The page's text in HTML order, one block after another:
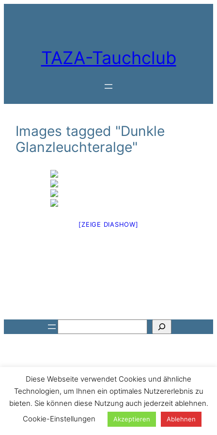
TAZA-Tauchclub
Images tagged "Dunkle
Glanzleuchteralge"
[ZEIGE DIASHOW]
Diese Webseite verwendet Cookies und ähnliche
Technologien, um Ihnen ein optimales Nutzererlebnis zu
bieten. Sie können diese Nutzung auch jederzeit ablehnen.
Cookie-Einstellungen
Akzeptieren Ablehnen